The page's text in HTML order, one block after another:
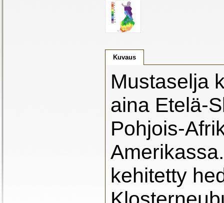
Kuvaus
Mustaselja
aina Etelä-
Pohjois-
kehitetty